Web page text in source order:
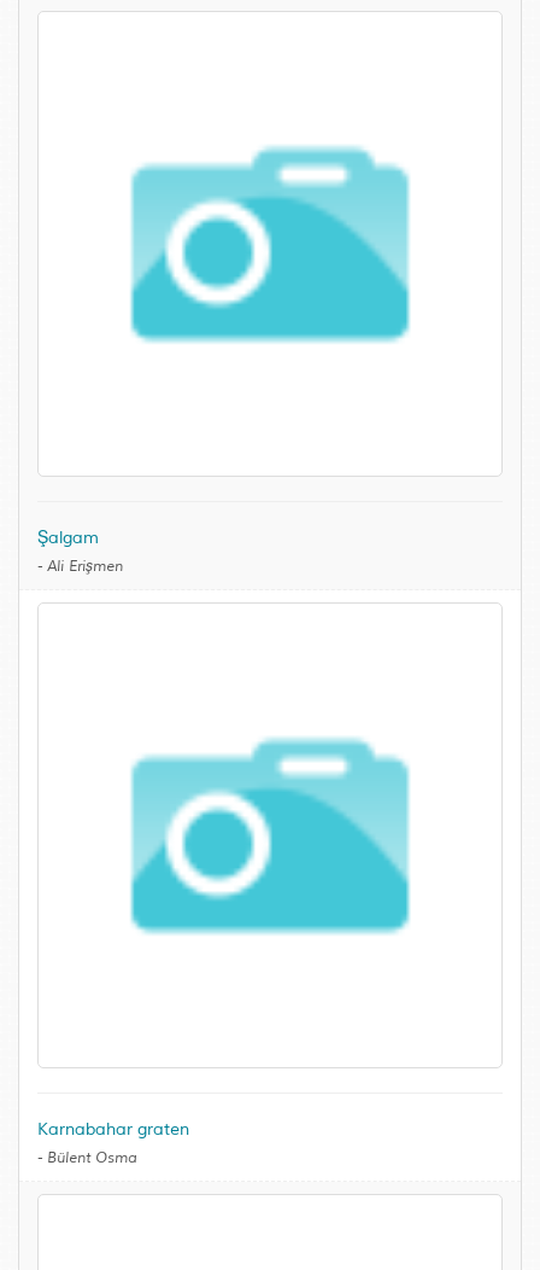
Şalgam
- Ali Erişmen
Karnabahar graten
- Bülent Osma